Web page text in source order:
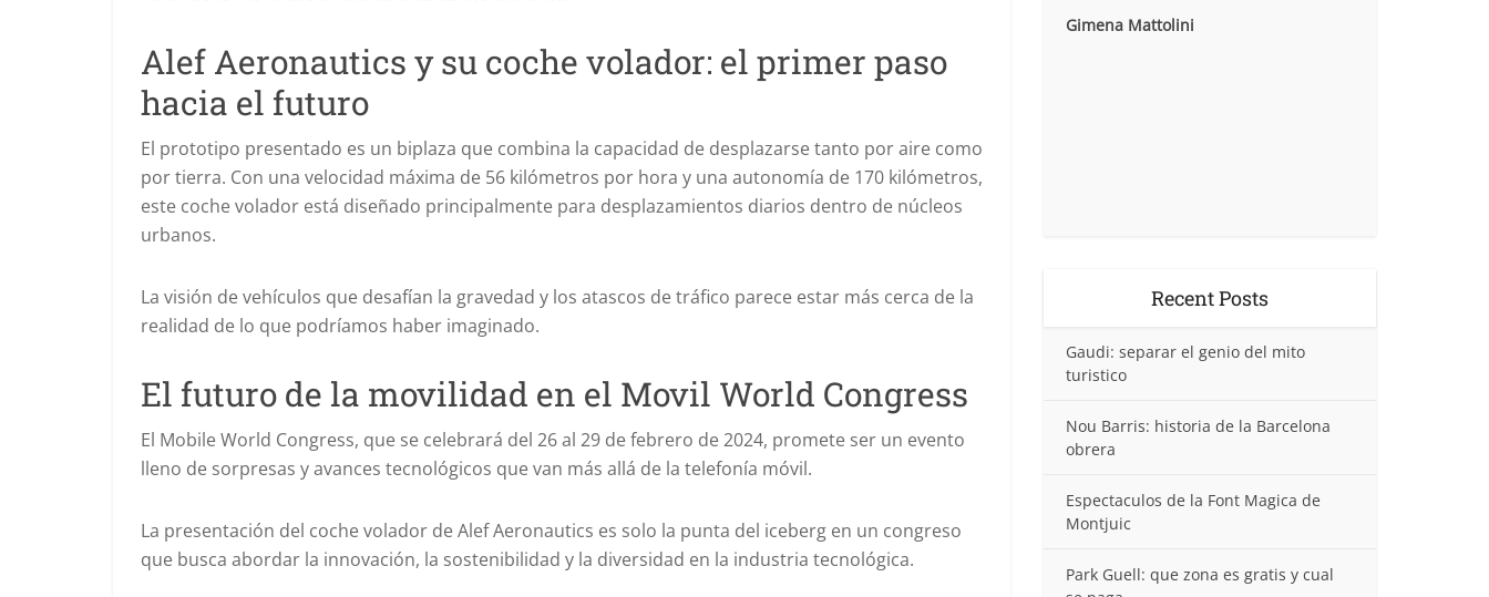
Alef Aeronautics y su coche volador: el primer paso
hacia el futuro
El prototipo presentado es un biplaza que combina la capacidad de desplazarse tanto por aire como
por tierra. Con una velocidad máxima de 56 kilómetros por hora y una autonomía de 170 kilómetros,
este coche volador está diseñado principalmente para desplazamientos diarios dentro de núcleos
urbanos.
La visión de vehículos que desafían la gravedad y los atascos de tráfico parece estar más cerca de la
realidad de lo que podríamos haber imaginado.
El futuro de la movilidad en el Movil World Congress
El Mobile World Congress, que se celebrará del 26 al 29 de febrero de 2024, promete ser un evento
lleno de sorpresas y avances tecnológicos que van más allá de la telefonía móvil.
La presentación del coche volador de Alef Aeronautics es solo la punta del iceberg en un congreso
que busca abordar la innovación, la sostenibilidad y la diversidad en la industria tecnológica.
Gimena Mattolini
Recent Posts
Gaudi: separar el genio del mito
turistico
Nou Barris: historia de la Barcelona
obrera
Espectaculos de la Font Magica de
Montjuic
Park Guell: que zona es gratis y cual